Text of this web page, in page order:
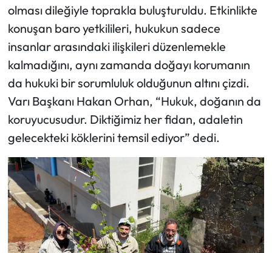
olması dileğiyle toprakla buluşturuldu. Etkinlikte
konuşan baro yetkilileri, hukukun sadece
insanlar arasındaki ilişkileri düzenlemekle
kalmadığını, aynı zamanda doğayı korumanın
da hukuki bir sorumluluk olduğunun altını çizdi.
Varı Başkanı Hakan Orhan, “Hukuk, doğanın da
koruyucusudur. Diktiğimiz her fidan, adaletin
gelecekteki köklerini temsil ediyor” dedi.